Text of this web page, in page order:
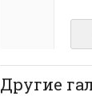
И
ваш
Другие